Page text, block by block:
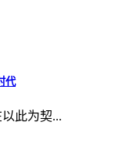
代
此为契...